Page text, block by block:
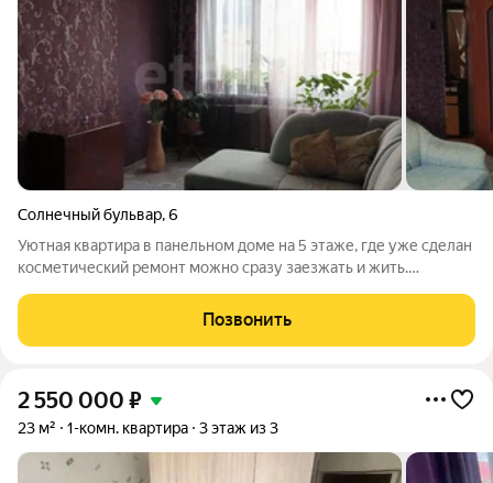
Солнечный бульвар,6
Уютная квартира в панельном доме на 5 этаже, где уже сделан
косметический ремонт можно сразу заезжать и жить.
планировочные решения продуманы для комфорта. Комната с
лоджией выходит на солнечную
Позвонить
2 550 000 ₽
23 м² 1-комн. квартира 3 этаж из 3